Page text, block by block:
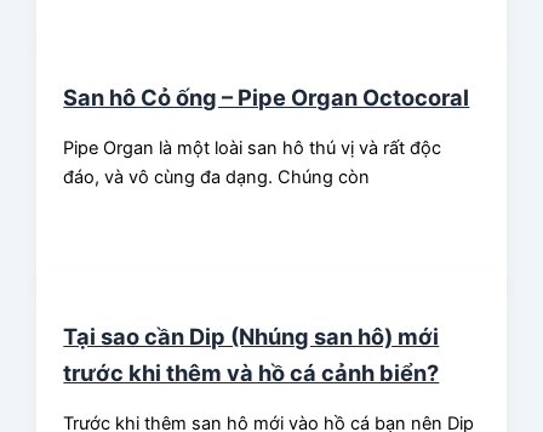
San hô Cỏ ống – Pipe Organ Octocoral
Pipe Organ là một loài san hô thú vị và rất độc
đáo, và vô cùng đa dạng. Chúng còn
Tại sao cần Dip (Nhúng san hô) mới
trước khi thêm và hồ cá cảnh biển?
Trước khi thêm san hô mới vào hồ cá bạn nên Dip